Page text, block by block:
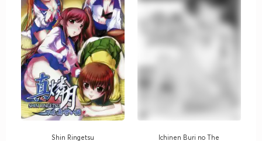
Shin Ringetsu
Ichinen Buri no The